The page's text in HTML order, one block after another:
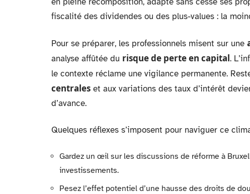
fiscalité des dividendes ou des plus-values : la
Pour se préparer, les professionnels misent sur une
analyse affûtée du risque de perte en capital.
le contexte réclame une vigilance permanente.
centrales et aux variations des taux d’intérêt
d’avance.
Quelques réflexes s’imposent pour naviguer ce
Gardez un œil sur les discussions de réforme à
investissements.
Pesez l’effet potentiel d’une hausse des droits de